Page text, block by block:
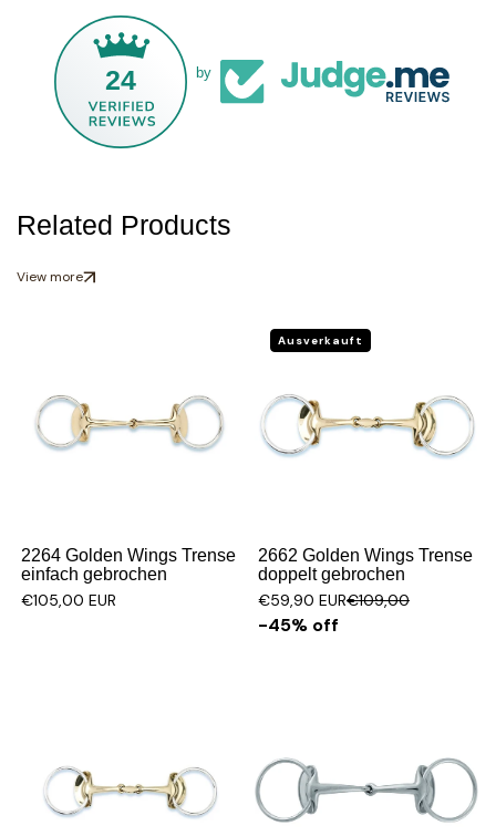
24 by
Related Products
View more
2264 Golden Wings Trense
einfach gebrochen
€105,00 EUR
Ausverkauft
2662 Golden Wings Trense
doppelt gebrochen
€59,90 EUR€109,00
-45% off